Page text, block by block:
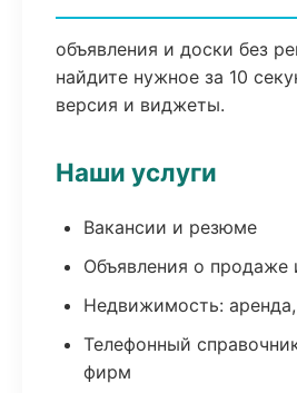
объявления и доски без
найдите нужное за 10
версия и виджеты.
Наши услуги
Вакансии и резюме
Объявления о продаже
Недвижимость:
Телефонный
фирм